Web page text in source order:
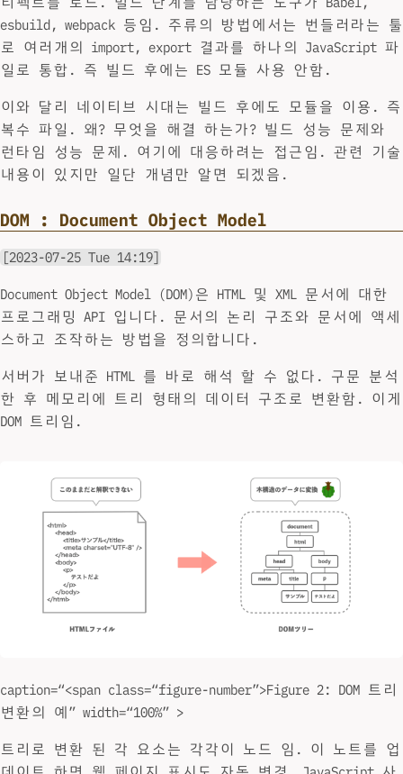
esbuild, webpack 등임. 주류의 방법에서는 번들러라는 툴
로 여러개의 import, export 결과를 하나의 JavaScript 파
일로 통합. 즉 빌드 후에는 ES 모듈 사용 안함.
이와 달리 네이티브 시대는 빌드 후에도 모듈을 이용. 즉
복수 파일. 왜? 무엇을 해결 하는가? 빌드 성능 문제와
런타임 성능 문제. 여기에 대응하려는 접근임. 관련 기술
내용이 있지만 일단 개념만 알면 되겠음.
DOM : Document Object Model
[2023-07-25 Tue 14:19]
Document Object Model (DOM)은 HTML 및 XML 문서에 대한
프로그래밍 API 입니다. 문서의 논리 구조와 문서에 액세
스하고 조작하는 방법을 정의합니다.
서버가 보내준 HTML 를 바로 해석 할 수 없다. 구문 분석
한 후 메모리에 트리 형태의 데이터 구조로 변환함. 이게
DOM 트리임.
caption=“<span class=“figure-number”>Figure 2: DOM 트리
변환의 예” width=“100%” >
트리로 변환 된 각 요소는 각각이 노드 임. 이 노트를 업